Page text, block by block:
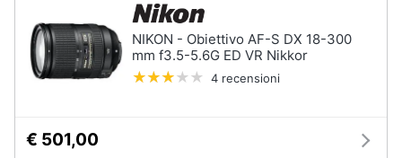
NIKON - Obiettivo AF-S DX 18-300
mm f3.5-5.6G ED VR Nikkor
4 recensioni
€ 501,00